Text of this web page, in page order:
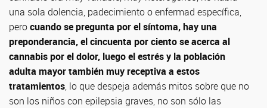
una sola dolencia, padecimiento o enfermad específica,
perocuando se pregunta por el síntoma, hay una
preponderancia, el cincuenta por ciento se acerca al
cannabis por el dolor, luego el estrés y la población
adulta mayor también muy receptiva a estos
tratamientos, lo que despeja además mitos sobre que no
son los niños con epilepsia graves, no son sólo las